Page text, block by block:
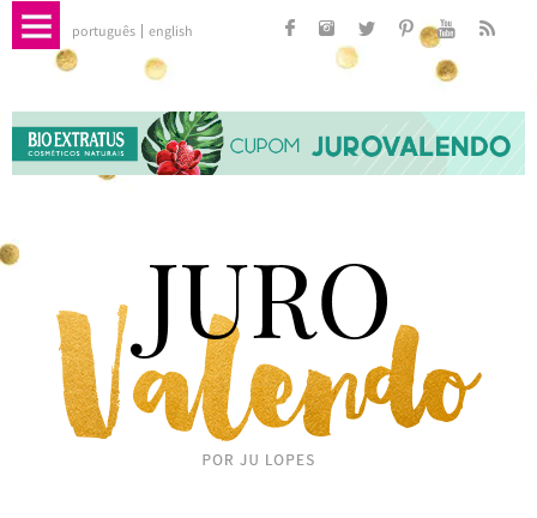
português english